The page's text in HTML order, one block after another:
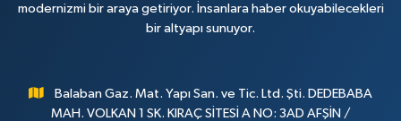
modernizmi bir araya getiriyor. İnsanlara haber okuyabilecekleri
bir altyapı sunuyor.
Balaban Gaz. Mat. Yapı San. ve Tic. Ltd. Şti. DEDEBABA
MAH. VOLKAN 1 SK. KIRAÇ SİTESİ A NO: 3AD AFŞİN /